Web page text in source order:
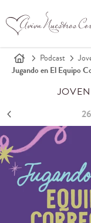
Podcast
Jugando en El Equipo